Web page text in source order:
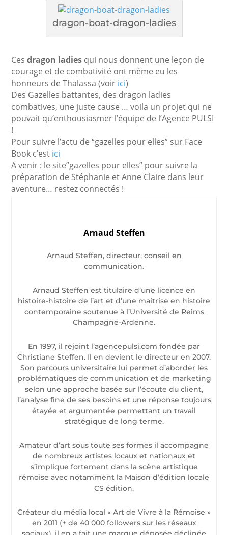
dragon-boat-dragon-ladies
Cesdragon ladies qui nous donnent une leçon de
courage et de combativité ont même eu les
honneurs de Thalassa (voir ici)
Des Gazelles battantes, des dragon ladies
combatives, une juste cause … voila un projet qui ne
pouvait qu’enthousiasmer l’équipe de l’Agence PULSI
!
Pour suivre l’actu de “gazelles pour elles” sur Face
Book c’est ici
A venir : le site”gazelles pour elles” pour suivre la
préparation de Stéphanie et Anne Claire dans leur
aventure… restez connectés !
Arnaud Steffen
Arnaud Steffen, directeur, conseil en
communication.
Arnaud Steffen est titulaire d’une licence en
histoire-histoire de l’art et d’une maitrise en histoire
contemporaine soutenue à l’Université de Reims
Champagne-Ardenne.
En 1997, il rejoint l’agencepulsi.com fondée par
Christiane Steffen. Il en devient le directeur en 2007.
Son parcours universitaire lui permet d’aborder les
problématiques de communication et de marketing
selon une approche basée sur l’écoute du client,
l’analyse fine de ses besoins et une réponse toujours
étayée et argumentée permettant un travail
stratégique de long terme.
Amateur d’art sous toute ses formes il accompagne
de nombreux artistes locaux et nationaux et
s’implique fortement dans la scène artistique
rémoise avec notamment la Maison d’édition locale
CS édition.
Créateur du média local « Art de Vivre à la Rémoise »
en 2011 (+ de 40 000 followers sur les réseaux